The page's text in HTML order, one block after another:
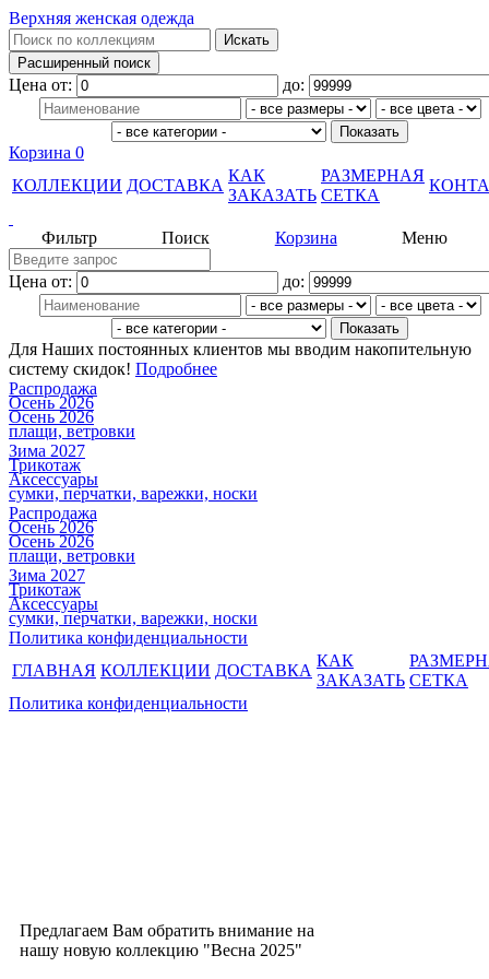
Верхняя женская одежда
Цена от: до:
Корзина 0
КОЛЛЕКЦИИ ДОСТАВКА
КАК
ЗАКАЗАТЬ
РАЗМЕРНАЯ
СЕТКА
Меню
Корзина
Поиск
Фильтр
Цена от: до:
Для Наших постоянных клиентов мы вводим накопительную
систему скидок! Подробнее
Распродажа
Осень 2026
Осень 2026
плащи, ветровки
Зима 2027
Трикотаж
Аксессуары
сумки, перчатки, варежки, носки
Распродажа
Осень 2026
Осень 2026
плащи, ветровки
Зима 2027
Трикотаж
Аксессуары
сумки, перчатки, варежки, носки
Политика конфиденциальности
ГЛАВНАЯ КОЛЛЕКЦИИ ДОСТАВКА
КАК
ЗАКАЗАТЬ СЕТКА
Политика конфиденциальности
Предлагаем Вам обратить внимание на
нашу новую коллекцию "Весна 2025"